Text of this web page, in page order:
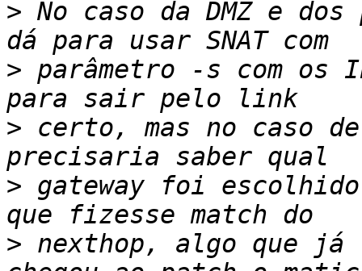
> No caso da DMZ e
> parâmetro -s com os
> certo, mas no caso
> gateway foi
> nexthop, algo que já